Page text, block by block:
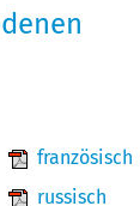
französisch
russisch